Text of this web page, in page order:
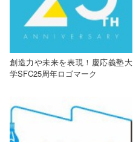
創造力や未来を表現！慶応義塾大
学SFC25周年ロゴマーク